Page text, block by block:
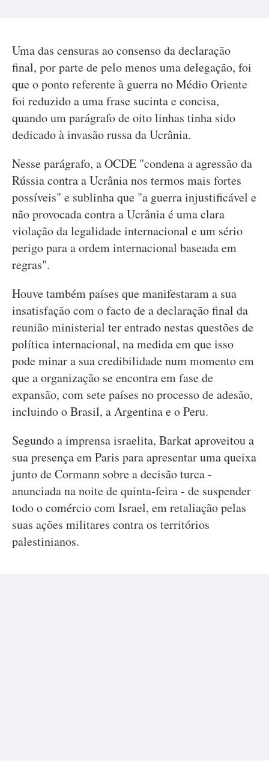
Uma das censuras ao consenso da declaração
final, por parte de pelo menos uma delegação, foi
que o ponto referente à guerra no Médio Oriente
foi reduzido a uma frase sucinta e concisa,
quando um parágrafo de oito linhas tinha sido
dedicado à invasão russa da Ucrânia.
Nesse parágrafo, a OCDE "condena a agressão da
Rússia contra a Ucrânia nos termos mais fortes
possíveis" e sublinha que "a guerra injustificável e
não provocada contra a Ucrânia é uma clara
violação da legalidade internacional e um sério
perigo para a ordem internacional baseada em
regras".
Houve também países que manifestaram a sua
insatisfação com o facto de a declaração final da
reunião ministerial ter entrado nestas questões de
política internacional, na medida em que isso
pode minar a sua credibilidade num momento em
que a organização se encontra em fase de
expansão, com sete países no processo de adesão,
incluindo o Brasil, a Argentina e o Peru.
Segundo a imprensa israelita, Barkat aproveitou a
sua presença em Paris para apresentar uma queixa
junto de Cormann sobre a decisão turca -
anunciada na noite de quinta-feira - de suspender
todo o comércio com Israel, em retaliação pelas
suas ações militares contra os territórios
palestinianos.